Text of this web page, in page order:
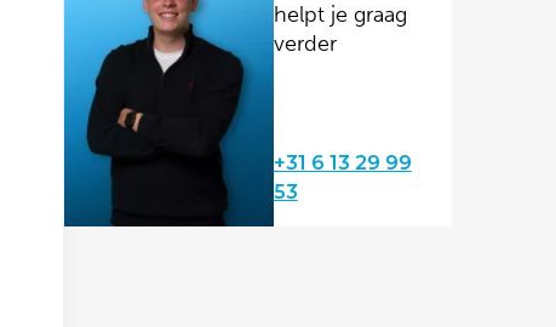
helpt je graag
verder
+31 6 13 29 99
53